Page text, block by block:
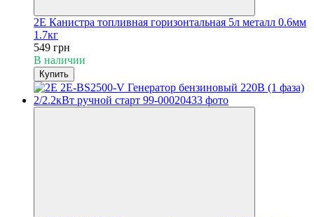
2E Канистра топливная горизонтальная 5л металл 0.6мм
1.7кг
549 грн
В наличии
Купить